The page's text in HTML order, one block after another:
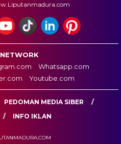
Whatsapp.com
Youtube.com
PEDOMAN MEDIA SIBER
INFO IKLAN